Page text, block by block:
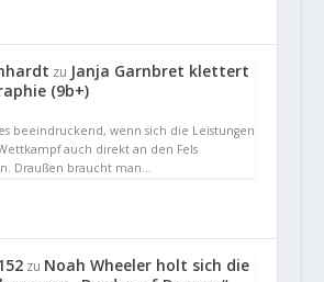
zu Janja Garnbret klettert
(9b+)
beeindruckend, wenn sich die Leistungen
auch direkt an den Fels
Draußen braucht man…
zu Noah Wheeler holt sich die